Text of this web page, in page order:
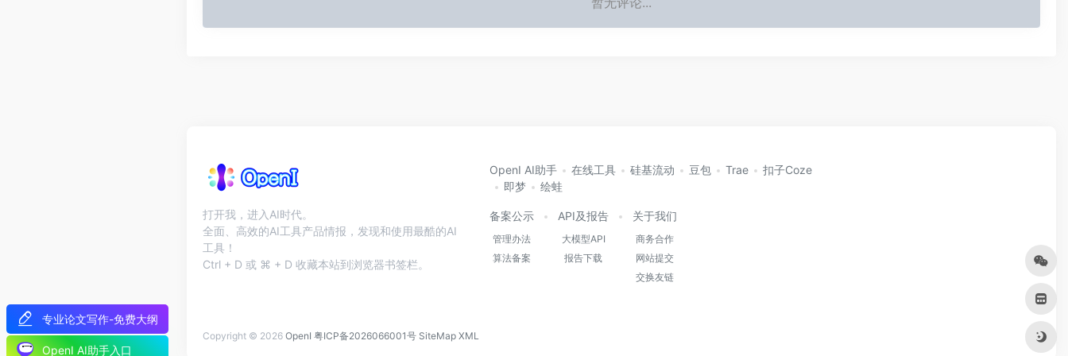
专业论文写作-免费大纲
OpenI AI助手入口
打开我，进入AI时代。
全面、高效的AI工具产品情报，发现和使用最酷的AI
工具！
Ctrl + D 或 ⌘ + D 收藏本站到浏览器书签栏。
OpenI AI助手 在线工具 硅基流动 豆包 Trae
扣子Coze
即梦
绘蛙
备案公示
管理办法
算法备案
API及报告
大模型API
报告下载
关于我们
商务合作
网站提交
交换友链
Copyright © 2026 OpenI 粤ICP备2026066001号 SiteMap XML